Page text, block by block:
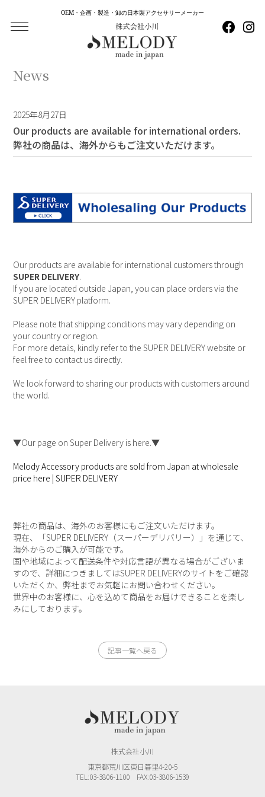
OEM・企画・製造・卸の日本製アクセサリーメーカー
News
2025年8月27日
Our products are available for international orders.
弊社の商品は、海外からもご注文いただけます。
Our products are available for international customers through
SUPER DELIVERY.
If you are located outside Japan, you can place orders via the
SUPER DELIVERY platform.
Please note that shipping conditions may vary depending on
your country or region.
For more details, kindly refer to the SUPER DELIVERY website or
feel free to contact us directly.
We look forward to sharing our products with customers around
the world.
▼Our page on Super Delivery is here.▼
Melody Accessory products are sold from Japan at wholesale
price here | SUPER DELIVERY
弊社の商品は、海外のお客様にもご注文いただけます。
現在、「SUPER DELIVERY（スーパーデリバリー）」を通じて、
海外からのご購入が可能です。
国や地域によって配送条件や対応言語が異なる場合がございま
すので、詳細につきましてはSUPER DELIVERYのサイトをご確認
いただくか、弊社までお気軽にお問い合わせください。
世界中のお客様に、心を込めて商品をお届けできることを楽し
みにしております。
記事一覧へ戻る
株式会社小川
東京都荒川区東日暮里4-20-5
TEL:03-3806-1100 FAX:03-3806-1539